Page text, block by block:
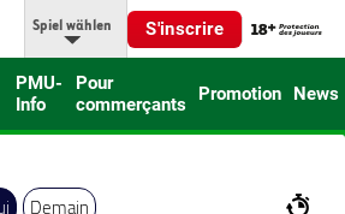
Spiel wählen S'inscrire
PMU-
Info
Pour
commerçants
Promotion News